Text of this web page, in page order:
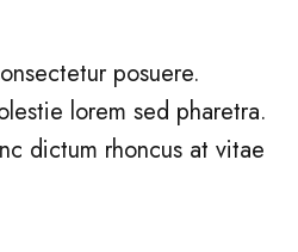
posuere.
lorem sed pharetra.
dictum rhoncus at vitae